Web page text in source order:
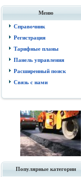
Меню
Справочник
Регистрация
Тарифные планы
Панель управления
Расширенный поиск
Связь с нами
Популярные категории